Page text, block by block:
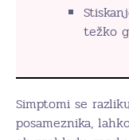
težko
Simptomi se
posameznika,